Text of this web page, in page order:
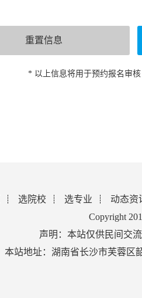
* 以上信息将用于预约报名审
选院校 选专业
动态资
Copyright
声明：本站仅供民间交
本站地址：湖南省长沙市芙蓉区